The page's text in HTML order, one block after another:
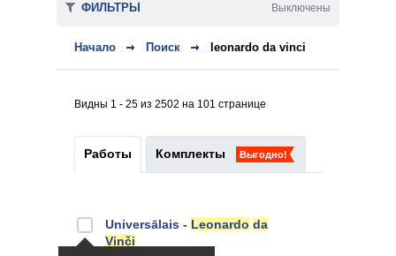
Начало Поиск leonardo da vinci
Видны 1 - 25 из 2502 на 101 странице
Работы Комплекты Выгодно!
Universālais - Leonardo da
Vinči
ФИЛЬТРЫ Выключены